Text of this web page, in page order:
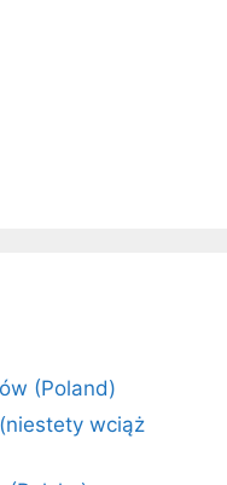
(Poland)
wciąż